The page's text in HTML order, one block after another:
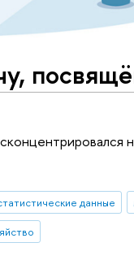
данные